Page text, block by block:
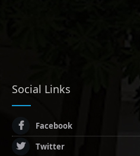
Social Links
Facebook
Twitter